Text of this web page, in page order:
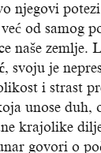
njegovi
od samog
naše zemlje.
, svoju je
i strast
unose duh,
krajolike
govori o